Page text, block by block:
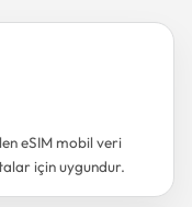
eSIM mobil veri
için uygundur.